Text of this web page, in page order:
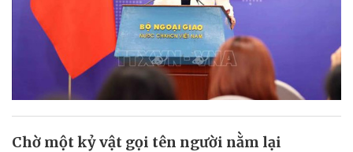
Chờ một kỷ vật gọi tên người nằm lại